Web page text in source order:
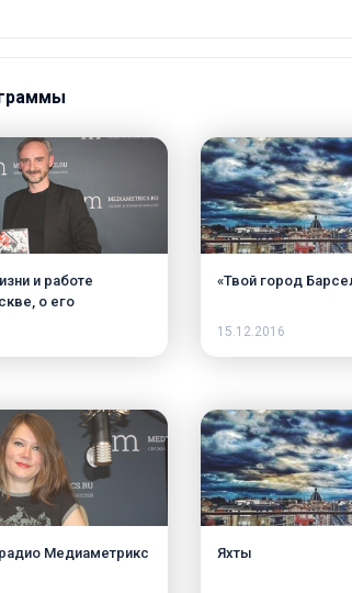
и работе
о его
и о том, как к
«Твой город
15.12.2016
Медиаметрикс
Яхты